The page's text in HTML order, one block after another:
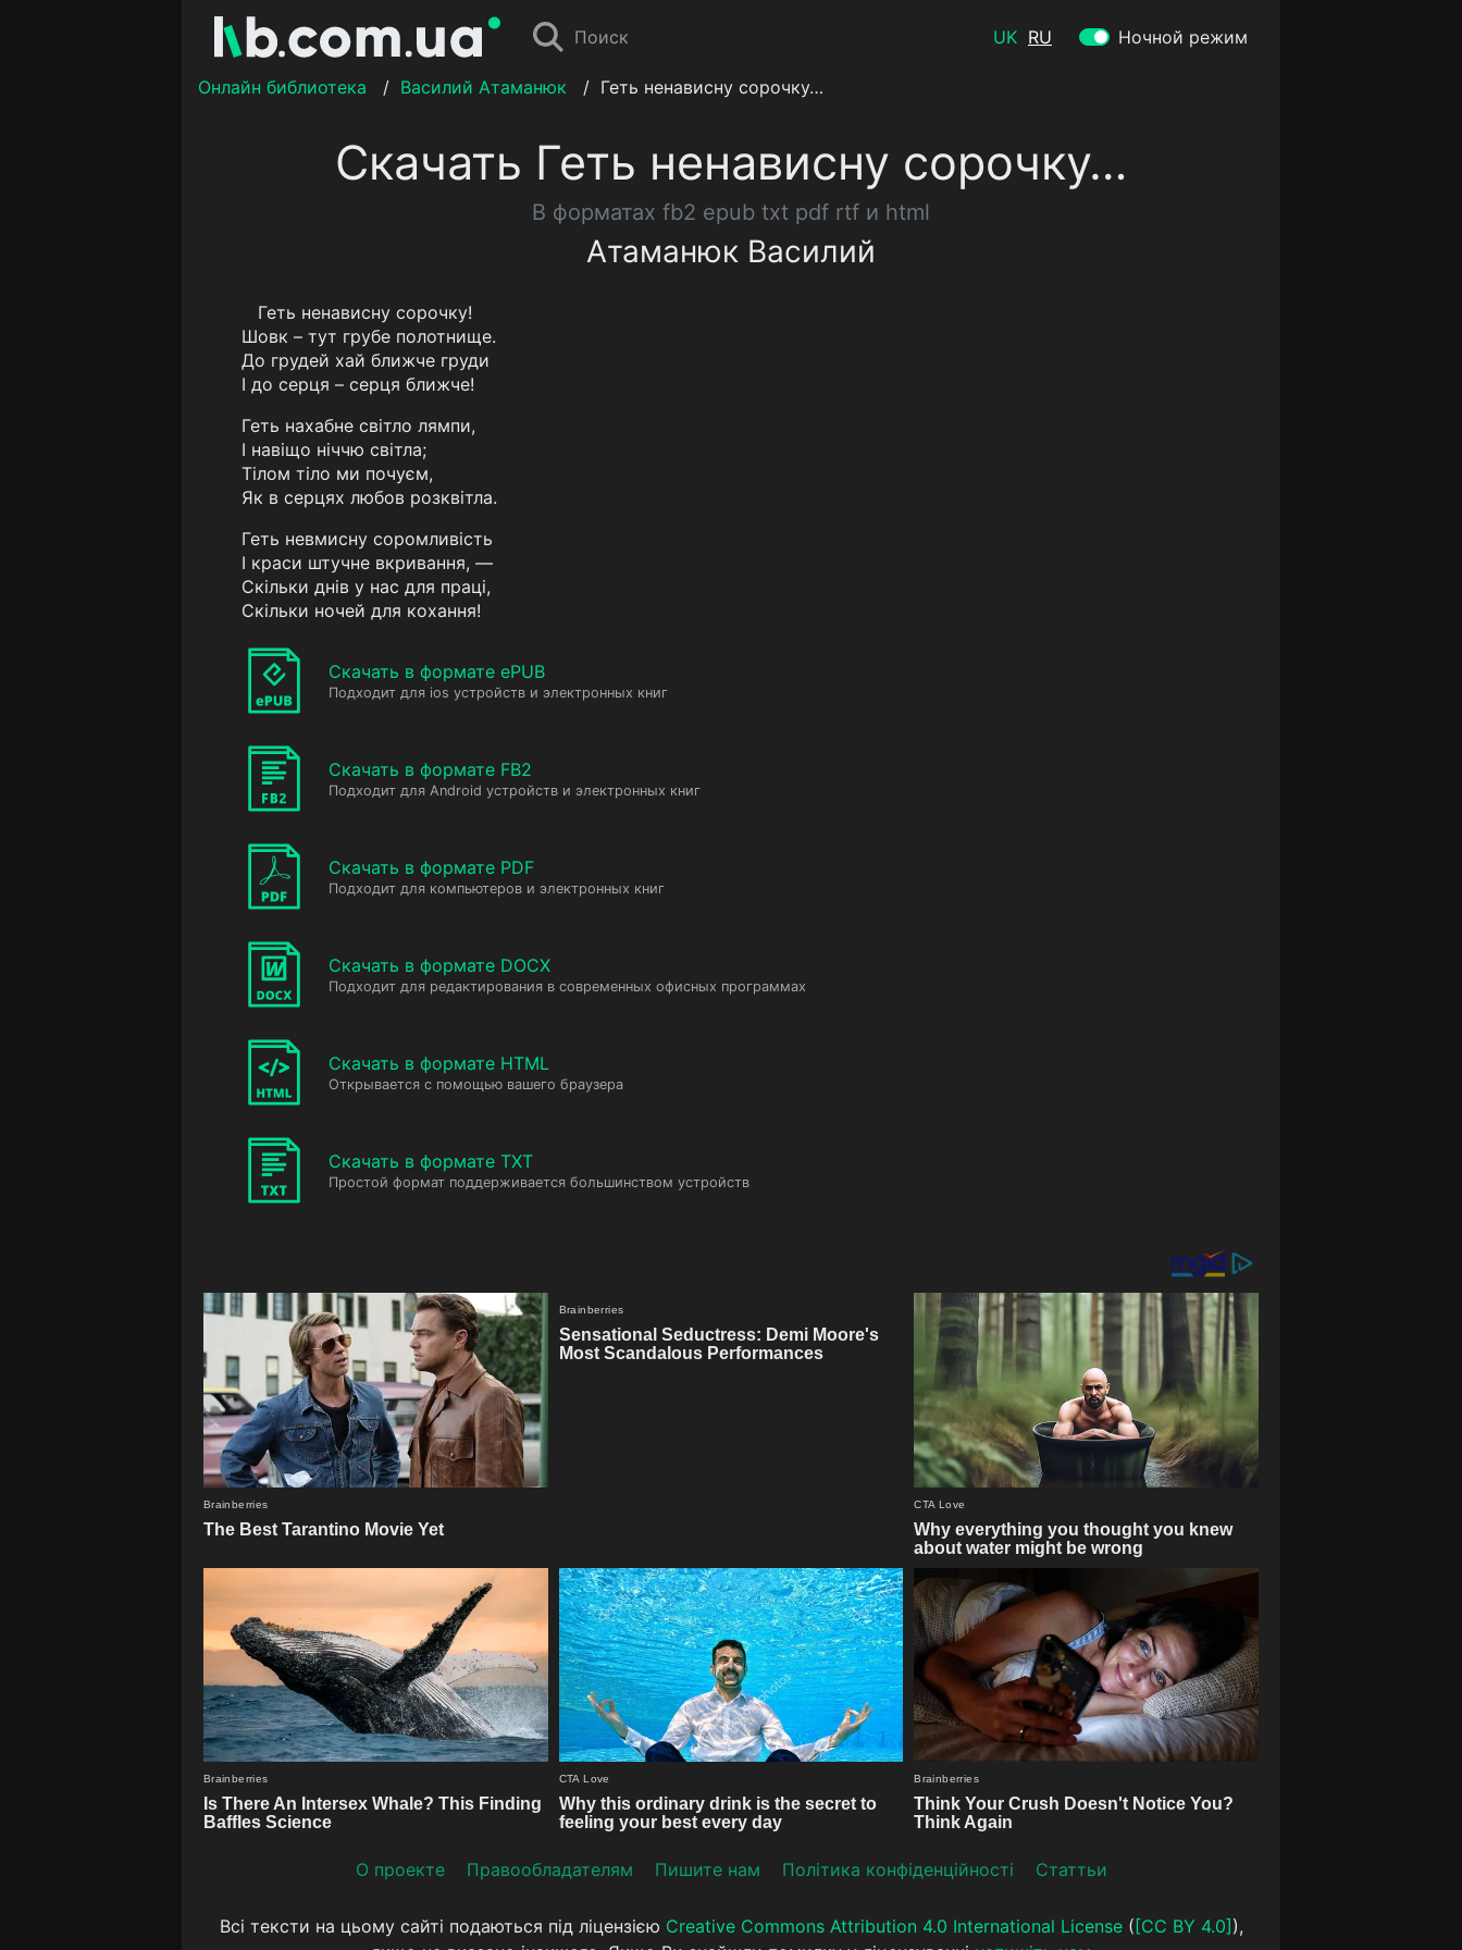
Поиск UK RU Ночной режим
Онлайн библиотека / Василий Атаманюк / Геть ненависну сорочку…
Скачать Геть ненависну сорочку…
В форматах fb2 epub txt pdf rtf и html
Атаманюк Василий
Геть ненависну сорочку!
Шовк – тут грубе полотнище.
До грудей хай ближче груди
І до серця – серця ближче!
Геть нахабне світло лямпи,
І навіщо ніччю світла;
Тілом тіло ми почуєм,
Як в серцях любов розквітла.
Геть невмисну соромливість
І краси штучне вкривання, —
Скільки днів у нас для праці,
Скільки ночей для кохання!
Скачать в формате ePUB
Подходит для ios устройств и электронных книг
Скачать в формате FB2
Подходит для Android устройств и электронных книг
Скачать в формате PDF
Подходит для компьютеров и электронных книг
Скачать в формате DOCX
Подходит для редактирования в современных офисных программах
Скачать в формате HTML
Открывается с помощью вашего браузера
Скачать в формате TXT
Простой формат поддерживается большинством устройств
О проекте Прaвooблaдателям Пишите нам Політика конфіденційності Статтьи
Всі тексти на цьому сайті подаються під ліцензією Creative Commons Attribution 4.0 International License( [CC BY 4.0] ),